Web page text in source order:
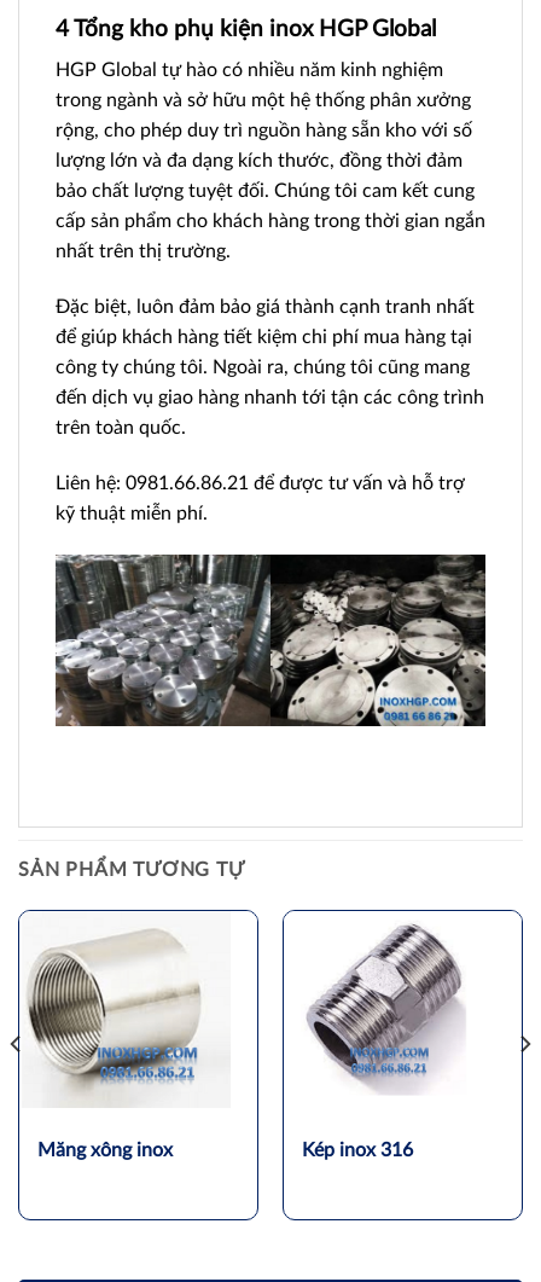
4 Tổng kho phụ kiện inox HGP Global
HGP Global tự hào có nhiều năm kinh nghiệm
trong ngành và sở hữu một hệ thống phân xưởng
rộng, cho phép duy trì nguồn hàng sẵn kho với số
lượng lớn và đa dạng kích thước, đồng thời đảm
bảo chất lượng tuyệt đối. Chúng tôi cam kết cung
cấp sản phẩm cho khách hàng trong thời gian ngắn
nhất trên thị trường.
Đặc biệt, luôn đảm bảo giá thành cạnh tranh nhất
để giúp khách hàng tiết kiệm chi phí mua hàng tại
công ty chúng tôi. Ngoài ra, chúng tôi cũng mang
đến dịch vụ giao hàng nhanh tới tận các công trình
trên toàn quốc.
Liên hệ: 0981.66.86.21 để được tư vấn và hỗ trợ
kỹ thuật miễn phí.
SẢN PHẨM TƯƠNG TỰ
Măng xông inox Kép inox 316